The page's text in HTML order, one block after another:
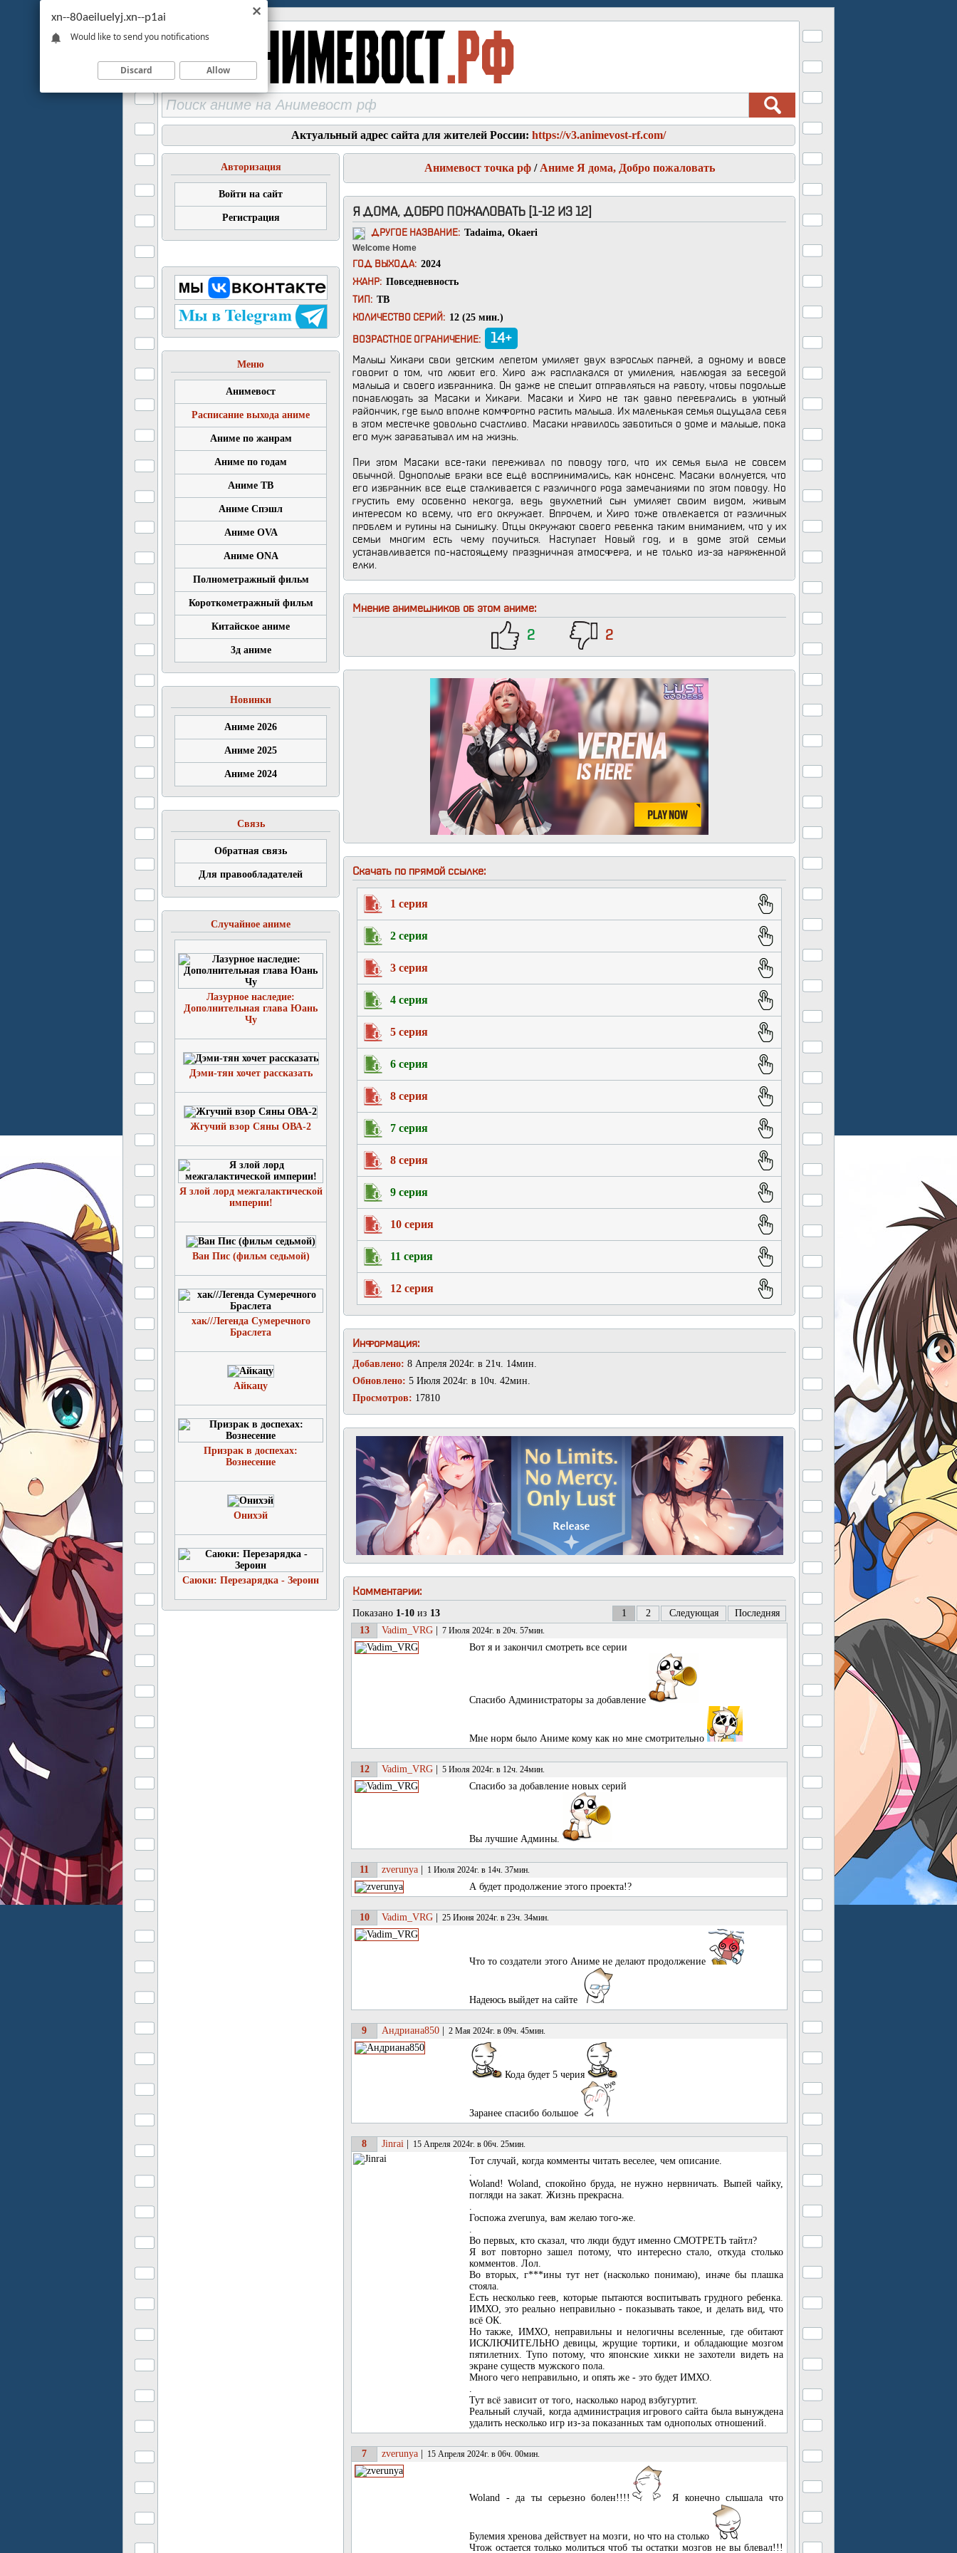
Актуальный адрес сайта для жителей России: https://v3.animevost-rf.com/
Авторизация
Войти на сайт
Регистрация
Меню
Анимевост
Расписание выхода аниме
Аниме по жанрам
Аниме по годам
Аниме ТВ
Аниме Спэшл
Аниме OVA
Аниме ONA
Полнометражный фильм
Короткометражный фильм
Китайское аниме
3д аниме
Новинки
Аниме 2026
Аниме 2025
Аниме 2024
Связь
Обратная связь
Для правообладателей
Случайное аниме
Лазурное наследие:
Дополнительная глава Юань
Чу
Дэми-тян хочет рассказать
Жгучий взор Сяны ОВА-2
Я злой лорд межгалактической
империи!
Ван Пис (фильм седьмой)
хак//Легенда Сумеречного
Браслета
Айкацу
Призрак в доспехах:
Вознесение
Онихэй
Саюки: Перезарядка - Зероин
Анимевост точка рф/ Аниме Я дома, Добро пожаловать
Я ДОМА, ДОБРО ПОЖАЛОВАТЬ [1-12 ИЗ 12]
ДРУГОЕ НАЗВАНИЕ: Tadaima, Okaeri
Welcome Home
ГОД ВЫХОДА: 2024
ЖАНР: Повседневность
ТИП: ТВ
КОЛИЧЕСТВО СЕРИЙ: 12 (25 мин.)
ВОЗРАСТНОЕ ОГРАНИЧЕНИЕ: 14+
Малыш Хикари свои детским лепетом умиляет двух взрослых парней, а одному и вовсе
говорит о том, что любит его. Хиро аж расплакался от умиления, наблюдая за беседой
малыша и своего избранника. Он даже не спешит отправляться на работу, чтобы подольше
понаблюдать за Масаки и Хикари. Масаки и Хиро не так давно перебрались в уютный
райончик, где было вполне комфортно растить малыша. Их маленькая семья ощущала себя
в этом местечке довольно счастливо. Масаки нравилось заботиться о доме и малыше, пока
его муж зарабатывал им на жизнь.
При этом Масаки все-таки переживал по поводу того, что их семья была не совсем
обычной. Однополые браки все ещё воспринимались, как нонсенс. Масаки волнуется, что
его избранник все еще сталкивается с различного рода замечаниями по этом поводу. Но
грустить ему особенно некогда, ведь двухлетний сын умиляет своим видом, живым
интересом ко всему, что его окружает. Впрочем, и Хиро тоже отвлекается от различных
проблем и рутины на сынишку. Отцы окружают своего ребенка таким вниманием, что у их
семьи многим есть чему поучиться. Наступает Новый год, и в доме этой семьи
устанавливается по-настоящему праздничная атмосфера, и не только из-за наряженной
елки.
Мнение анимешников об этом аниме:
2 2
Скачать по прямой ссылке:
1 серия
2 серия
3 серия
4 серия
5 серия
6 серия
8 серия
7 серия
8 серия
9 серия
10 серия
11 серия
12 серия
Информация:
Добавлено: 8 Апреля 2024г. в 21ч. 14мин.
Обновлено: 5 Июля 2024г. в 10ч. 42мин.
Просмотров: 17810
Комментарии:
Показано 1-10 из 13 1 2 Следующая
Последняя
13
Vadim_VRG 7 Июля 2024г. в 20ч. 57мин.
Вот я и закончил смотреть все серии
Спасибо Администраторы за добавление
Мне норм было Аниме кому как но мне смотрительно
12 Vadim_VRG 5 Июля 2024г. в 12ч. 24мин.
Спасибо за добавление новых серий
Вы лучшие Админы.
11 zverunya 1 Июля 2024г. в 14ч. 37мин.
А будет продолжение этого проекта!?
10 Vadim_VRG 25 Июня 2024г. в 23ч. 34мин.
Что то создатели этого Аниме не делают продолжение
Надеюсь выйдет на сайте
9 Андриана850 2 Мая 2024г. в 09ч. 45мин.
Кода будет 5 черия
Заранее спасибо большое
8 Jinrai 15 Апреля 2024г. в 06ч. 25мин.
Тот случай, когда комменты читать веселее, чем описание.
.
Woland! Woland, спокойно бруда, не нужно нервничать. Выпей чайку,
погляди на закат. Жизнь прекрасна.
.
Госпожа zverunya, вам желаю того-же.
.
Во первых, кто сказал, что люди будут именно СМОТРЕТЬ тайтл?
Я вот повторно зашел потому, что интересно стало, откуда столько
комментов. Лол.
Во вторых, г***ины тут нет (насколько понимаю), иначе бы плашка
стояла.
Есть несколько геев, которые пытаются воспитывать грудного ребенка.
ИМХО, это реально неправильно - показывать такое, и делать вид, что
всё ОК.
Но также, ИМХО, неправильны и нелогичны вселенные, где обитают
ИСКЛЮЧИТЕЛЬНО девицы, жрущие тортики, и обладающие мозгом
пятилетних. Тупо потому, что японские хикки не захотели видеть на
экране существ мужского пола.
Много чего неправильно, и опять же - это будет ИМХО.
.
Тут всё зависит от того, насколько народ взбугуртит.
Реальный случай, когда администрация игрового сайта была вынуждена
удалить несколько игр из-за показанных там однополых отношений.
7 zverunya 15 Апреля 2024г. в 06ч. 00мин.
Woland - да ты серьезно болен!!!! Я конечно слышала что
Булемия хренова действует на мозги, но что на столько
Чтож остается только молиться чтоб ты остатки мозгов не вы блевал!!!
xn--80aeiluelyj.xn--p1ai
Would like to send you notifications
Discard Allow